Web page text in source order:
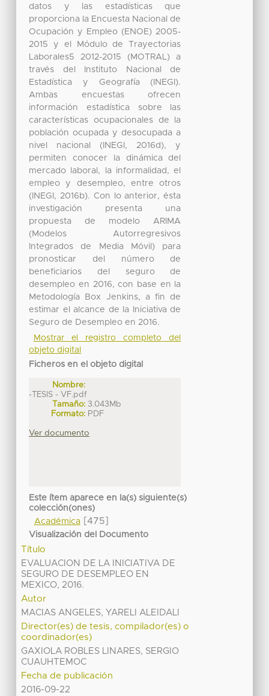
datos y las estadísticas que
proporciona la Encuesta Nacional de
Ocupación y Empleo (ENOE) 2005-
2015 y el Módulo de Trayectorias
Laborales5 2012-2015 (MOTRAL) a
través del Instituto Nacional de
Estadística y Geografía (INEGI).
Ambas encuestas ofrecen
información estadística sobre las
características ocupacionales de la
población ocupada y desocupada a
nivel nacional (INEGI, 2016d), y
permiten conocer la dinámica del
mercado laboral, la informalidad, el
empleo y desempleo, entre otros
(INEGI, 2016b). Con lo anterior, ésta
investigación presenta una
propuesta de modelo ARIMA
(Modelos Autorregresivos
Integrados de Media Móvil) para
pronosticar del número de
beneficiarios del seguro de
desempleo en 2016, con base en la
Metodología Box Jenkins, a fin de
estimar el alcance de la Iniciativa de
Seguro de Desempleo en 2016.
Mostrar el registro completo del
objeto digital
Ficheros en el objeto digital
Nombre:
-TESIS - VF.pdf
Tamaño: 3.043Mb
Formato: PDF
Ver documento
Este ítem aparece en la(s) siguiente(s)
colección(ones)
Académica[475]
Visualización del Documento
Título
EVALUACION DE LA INICIATIVA DE
SEGURO DE DESEMPLEO EN
MEXICO, 2016.
Autor
MACIAS ANGELES, YARELI ALEIDALI
Director(es) de tesis, compilador(es) o
coordinador(es)
GAXIOLA ROBLES LINARES, SERGIO
CUAUHTEMOC
Fecha de publicación
2016-09-22